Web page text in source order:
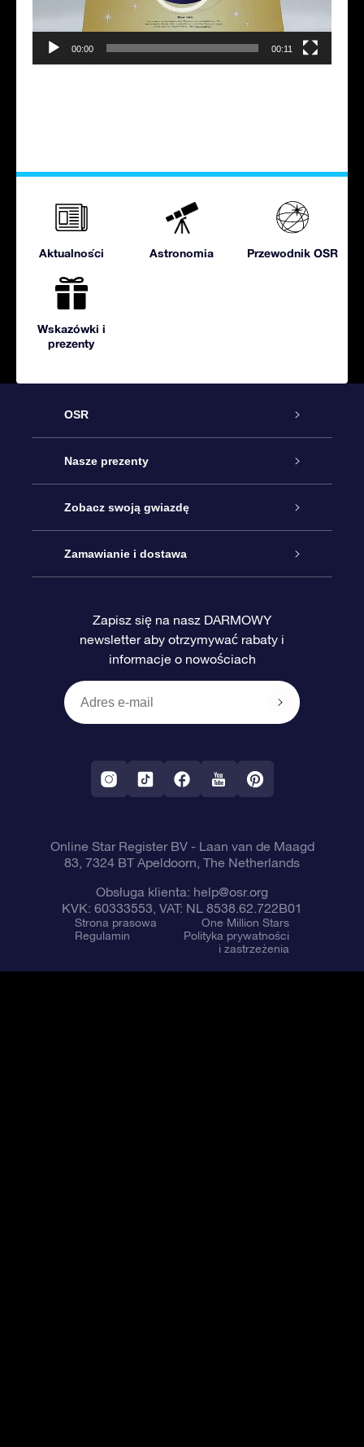
00:00 00:11
Aktualności Astronomia Przewodnik OSR
Wskazówki i
prezenty
OSR
Obsługa
Kontakt
Blog
Recenzje
Nasze prezenty
Podarunek Gwiazda Online
Pakiet Podarunkowy OSR
Karta podarunkowa OSR
Prezenty firmowe
Zobacz swoją gwiazdę
Rejestr Gwiazd
Sprsonalizowana Strona Gwiazdy
One Million Stars
Aplikacja VR „Fly me to the stars”
Zamawianie i dostawa
Metody płatności
Dostawa
Gwiazdozbiorach
Zapisz się na nasz DARMOWY
newsletter aby otrzymywać rabaty i
informacje o nowościach
Online Star Register BV- Laan van de Maagd
83, 7324 BT Apeldoorn, The Netherlands
Obsługa klienta: help@osr.org
KVK: 60333553, VAT: NL 8538.62.722B01
Strona prasowa
One Million Stars
Regulamin
Polityka prywatności
i zastrzeżenia